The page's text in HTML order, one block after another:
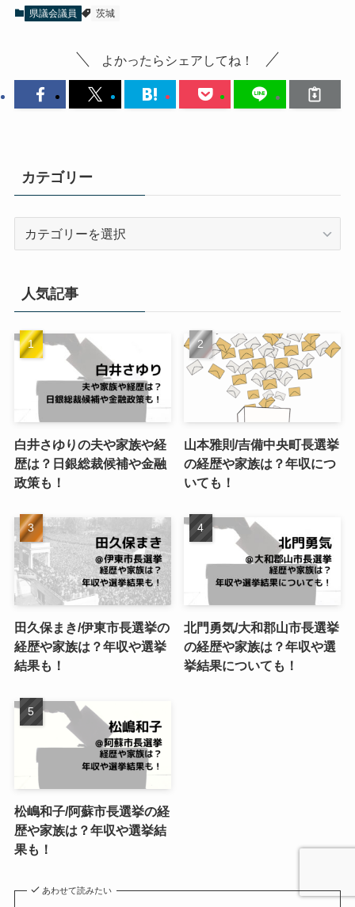
県議会議員 茨城
よかったらシェアしてね！
カテゴリー
ー
人気記事
白井さゆりの夫や家族や経
歴は？日銀総裁候補や金融
政策も！
山本雅則/吉備中央町長選挙
の経歴や家族は？年収につ
いても！
田久保まき/伊東市長選挙の
経歴や家族は？年収や選挙
結果も！
北門勇気/大和郡山市長選挙
の経歴や家族は？年収や選
挙結果についても！
松嶋和子/阿蘇市長選挙の経
歴や家族は？年収や選挙結
果も！
あわせて読みたい